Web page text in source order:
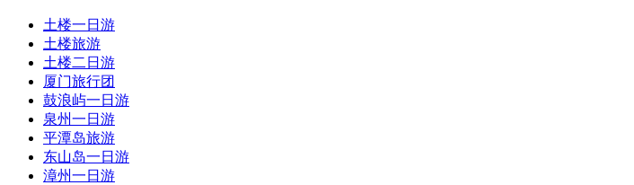
土楼一日游
土楼旅游
土楼二日游
厦门旅行团
鼓浪屿一日游
泉州一日游
平潭岛旅游
东山岛一日游
漳州一日游